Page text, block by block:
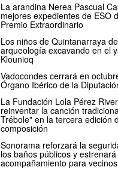
La arandina Nerea Pascual
mejores expedientes de ESO
Premio Extraordinario
Los niños de Quintanarraya
arqueología excavando en el
Klounioq
Vadocondes cerrará en
Órgano Ibérico de la
La Fundación Lola Pérez
reinventar la canción
Trébole" en la tercera edición
composición
Sonorama reforzará la
los baños públicos y
acompañamiento para vecinos